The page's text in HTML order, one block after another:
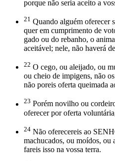
porque não seria aceito a
21 Quando alguém
quer em cumprimento de
gado ou do rebanho, o
aceitável; nele, não haverá
22 O cego, ou aleijado, ou
ou cheio de impigens, não
não poreis oferta queimada
23 Porém novilho ou
oferecer por oferta
24 Não oferecereis ao
machucados, ou moídos, ou
fareis isso na vossa terra.